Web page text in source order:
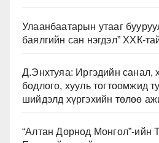
Улаанбаатарын утааг
баялгийн сан нэгдэл” ХХК-
Д.Энхтуяа: Иргэдийн санал,
бодлого, хууль тогтоомжид
шийдэлд хүргэхийн төлөө
“Алтан Дорнод Монгол”-ийн